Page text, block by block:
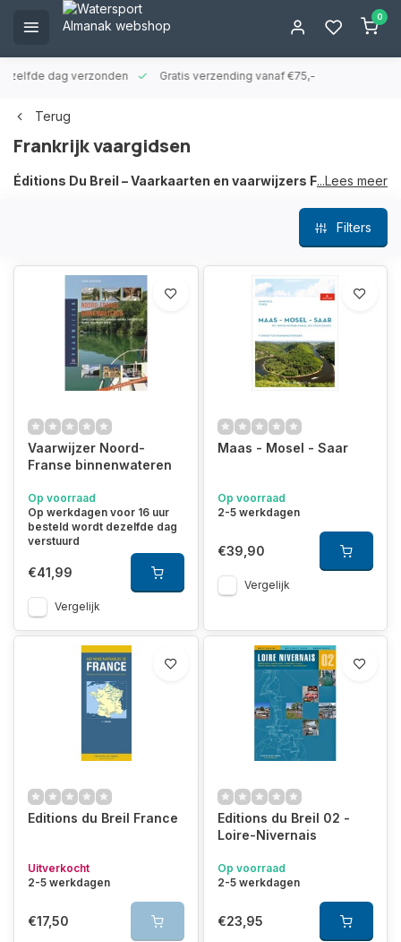
0
zelfde dag verzonden Gratis verzending vanaf €75,-
Terug
Frankrijk vaargidsen
Éditions Du Breil – Vaarkaarten en vaarwijzers Frankrijk
Éditions Du Breil brengt al meer dan 15 jaar een collectie met
vaarkaarten van alle bevaarbare binnenwateren van Frankrijk
maar bieden ook veel toeristische informatie van het
betreffende vaargebied. De informatie is in de Franse taal,
Engels en Duits.
Prettig te gebruiken
inhoud van ca 100 pagina’s bestaat uit zeer gedetailleerde
kaarten, aangevuld met schriftelijke informatie over het
betreffende gebied.
Technische informatie
In het eerste deel van een boekwerk staat altijd technische
informatie over het vaargebied, maximale afmetingen, sluizen
en de vaarafstand tussen de diverse plaatsen en steden. Ook
de vaarregels en de specifieke verordeningen van de
vaarwegbeheerders staan in het boek vermeld. Dit alles
voorzien van zeer gedetailleerde kaarten.
Toeristische informatie
In volgende delen van het boekwerk vindt u veel toeristische
informatie en bezienswaardigheden die op korte afstand van
het vaarwater aanwezig zijn. Ook contactgegevens van
plaats aan de oevers van het vaarwater vindt u informatie over:
marktdagen, leuke restaurants en de plaatselijke
Recente uitgaven
In principe zijn alle leverbare kaarten actueel. Men streeft
ernaar om iedere twee jaren een vernieuwde geactualiseerde
...Lees meer
Filters
Vaarwijzer Noord-
Franse binnenwateren
Op voorraad
Op werkdagen voor 16 uur
besteld wordt dezelfde dag
verstuurd
€41,99
Vergelijk
Maas - Mosel - Saar
Op voorraad
2-5 werkdagen
€39,90
Vergelijk
Editions du Breil France
Uitverkocht
2-5 werkdagen
€17,50
Editions du Breil 02 -
Loire-Nivernais
Op voorraad
2-5 werkdagen
€23,95